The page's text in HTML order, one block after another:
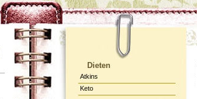
Dieten
Atkins
Keto